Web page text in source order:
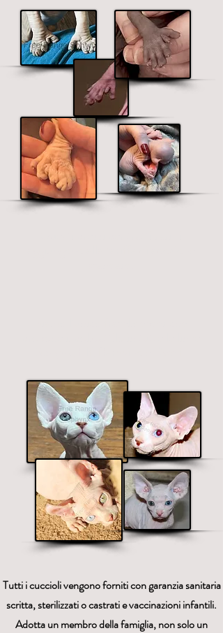
Tutti i cuccioli vengono forniti con garanzia sanitaria
scritta, sterilizzati o castrati e vaccinazioni infantili.
Adotta un membro della famiglia, non solo un